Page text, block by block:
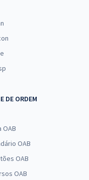
DE ORDEM
OAB
OAB
OAB
OAB